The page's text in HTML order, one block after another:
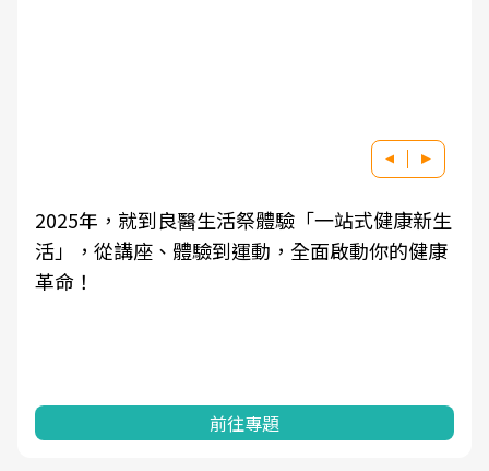
2025年，就到良醫生活祭體驗「一站式健康新生
活」，從講座、體驗到運動，全面啟動你的健康
革命！
前往專題